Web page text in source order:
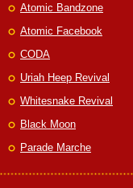
Atomic Bandzone
Atomic Facebook
CODA
Uriah Heep Revival
Whitesnake Revival
Black Moon
Parade Marche